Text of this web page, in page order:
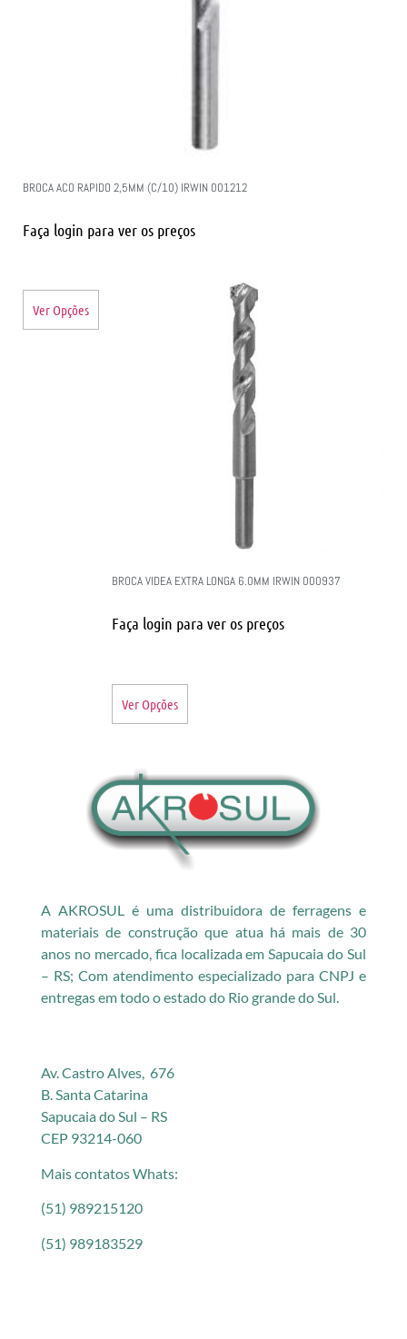
BROCA ACO RAPIDO 2,5MM (C/10) IRWIN 001212
Faça login para ver os preços
Ver Opções
BROCA VIDEA EXTRA LONGA 6.0MM IRWIN 000937
Faça login para ver os preços
Ver Opções
A AKROSUL é uma distribuidora de ferragens e
materiais de construção que atua há mais de 30
anos no mercado, fica localizada em Sapucaia do Sul
– RS; Com atendimento especializado para CNPJ e
entregas em todo o estado do Rio grande do Sul.
Av. Castro Alves, 676
B. Santa Catarina
Sapucaia do Sul – RS
CEP 93214-060
Mais contatos Whats:
(51) 989215120
(51) 989183529